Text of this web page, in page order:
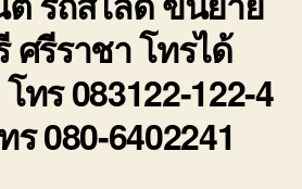
ศรีราชา โทรได้
ทร 083122-122-4
080-6402241